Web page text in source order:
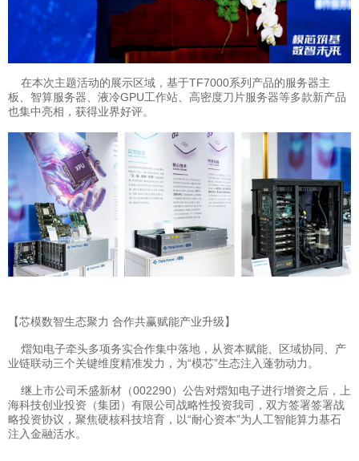
在本次主题活动的展示区域，基于TF7000系列产品的服务器主
板、智算服务器、液冷GPU工作站、高密度刀片服务器等多款新产品
也集中亮相，获得业界好评。
【芯模数智生态聚力 合作共赢赋能产业升级】
熠知电子牵头多项务实合作集中落地，从资本赋能、区域协同、产
业链联动三个关键维度精准发力，为“模芯”生态注入蓬勃动力。
继上市公司禾盛新材（002290）公告对熠知电子进行增资之后，上
海科技创业投资（集团）有限公司战略性投资我司，双方签署签署战
略投资协议，聚焦硬核科技培育，以“耐心资本”为人工智能算力基石
注入金融活水。